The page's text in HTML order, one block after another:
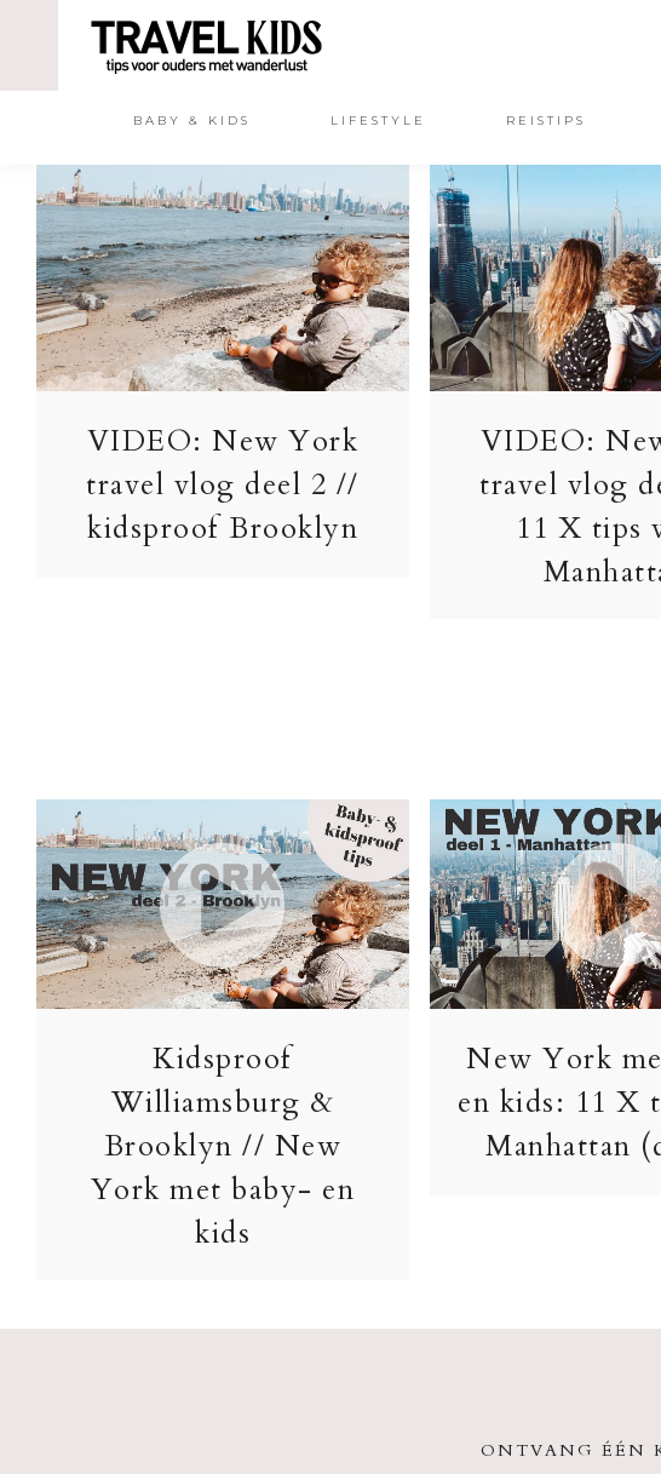
BABY & KIDS LIFESTYLE REISTIPS
VIDEO: New York
travel vlog deel 2 //
kidsproof Brooklyn
VIDEO:
travel vlog
11 X tips
Kidsproof
Williamsburg &
Brooklyn // New
York met baby- en
kids
New York
en kids: 11 X
Manhattan
ONTVANG ÉÉN